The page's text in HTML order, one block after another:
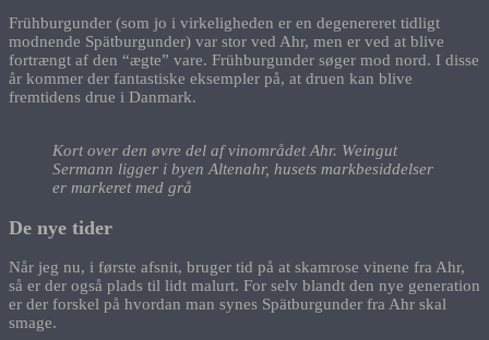
Frühburgunder (som jo i virkeligheden er en degenereret tidligt
modnende Spätburgunder) var stor ved Ahr, men er ved at blive
fortrængt af den “ægte” vare. Frühburgunder søger mod nord. I disse
år kommer der fantastiske eksempler på, at druen kan blive
fremtidens drue i Danmark.
Kort over den øvre del af vinområdet Ahr. Weingut
Sermann ligger i byen Altenahr, husets markbesiddelser
er markeret med grå
De nye tider
Når jeg nu, i første afsnit, bruger tid på at skamrose vinene fra Ahr,
så er der også plads til lidt malurt. For selv blandt den nye generation
er der forskel på hvordan man synes Spätburgunder fra Ahr skal
smage.